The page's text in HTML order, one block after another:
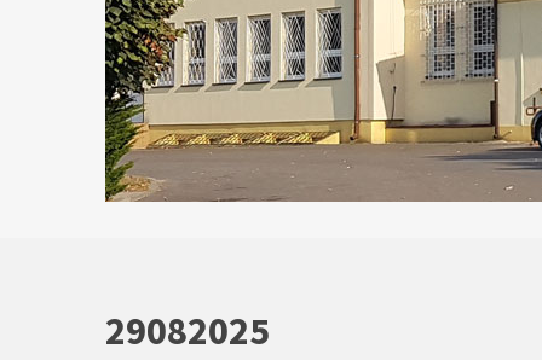
29082025